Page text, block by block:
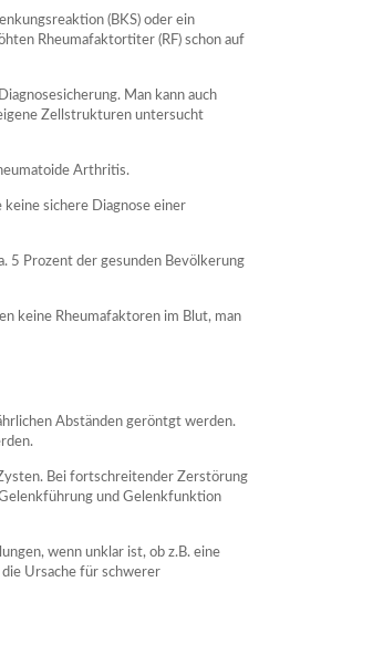
(BKS) oder ein
Rheumafaktortiter (RF) schon auf
Man kann auch
Zellstrukturen untersucht
Arthritis.
keine sichere Diagnose einer
5 Prozent der gesunden Bevölkerung
keine Rheumafaktoren im Blut, man
Abständen geröntgt werden.
Bei fortschreitender Zerstörung
und Gelenkfunktion
wenn unklar ist, ob z.B. eine
Ursache für schwerer